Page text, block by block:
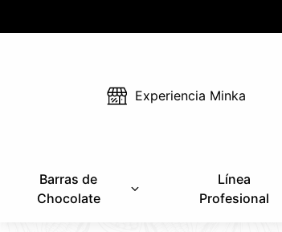
Experiencia Minka
Barras de
Chocolate
Línea
Profesional